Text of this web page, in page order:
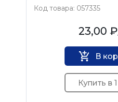
Код товара: 057335
Нет бренда23,00 ₽
В
Купить в